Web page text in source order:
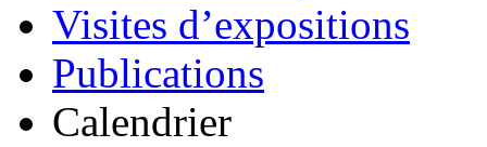
Visites d’expositions
Publications
Calendrier